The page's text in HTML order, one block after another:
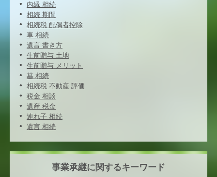
内縁 相続
相続 期間
相続税 配偶者控除
車 相続
遺言 書き方
生前贈与 土地
生前贈与 メリット
墓 相続
相続税 不動産 評価
税金 相談
遺産 税金
連れ子 相続
遺言 相続
事業承継に関するキーワード